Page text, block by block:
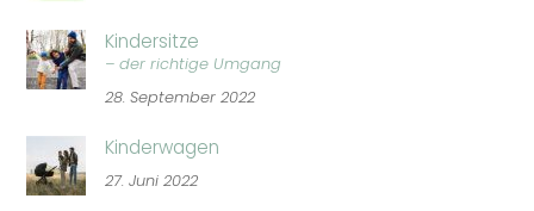
Kindersitze
– der richtige Umgang
28. September 2022
Kinderwagen
27. Juni 2022